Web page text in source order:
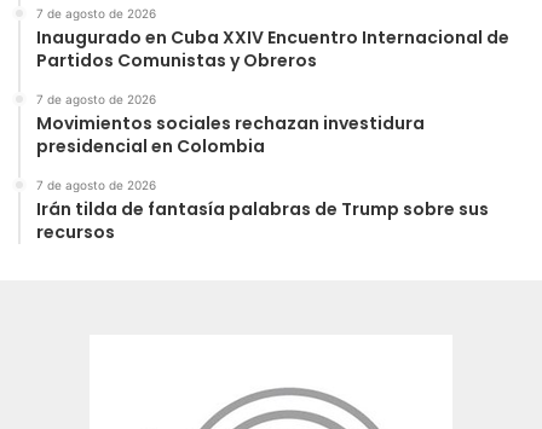
7 de agosto de 2026
Inaugurado en Cuba XXIV Encuentro Internacional de
Partidos Comunistas y Obreros
7 de agosto de 2026
Movimientos sociales rechazan investidura
presidencial en Colombia
7 de agosto de 2026
Irán tilda de fantasía palabras de Trump sobre sus
recursos